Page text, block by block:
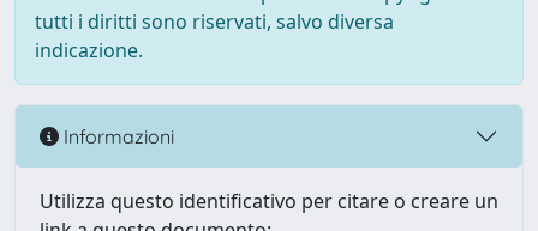
tutti i diritti sono riservati, salvo diversa
indicazione.
Informazioni
Utilizza questo identificativo per citare o creare un